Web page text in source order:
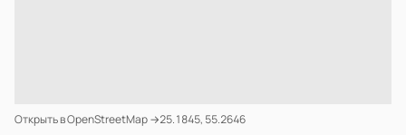
Открыть в OpenStreetMap →25.1845, 55.2646